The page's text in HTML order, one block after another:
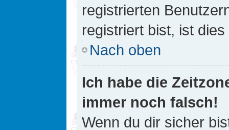
registrierten
registriert bist, ist
Nach oben
Ich habe die
immer noch falsch!
Wenn du dir sicher